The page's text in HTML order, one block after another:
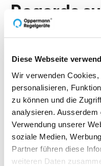
Diese Webseite
Wir verwenden
personalisieren,
zu können und die
analysieren.
Verwendung unserer
soziale Medien,
Partner führen diese
weiteren Daten
Regards
Direction Heike
Contact